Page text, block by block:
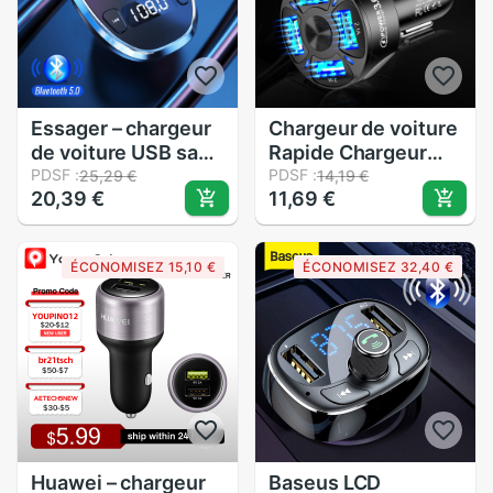
Essager – chargeur
de voiture USB sans
fil pour iPhone,
transmetteur FM,
Bluetooth, lecteur
MP3, lecteur
multimédia, charge
rapide, pour
téléphone
PDSF :25,29 €
20,39 €
Chargeur de voiture
Rapide Chargeur
12V-32V 3A QC3.0
4 USB Rapide
Chargeur
Automatique Sortie
de Courant Stable
LUMIÈRE LED
Chargeur De
Téléphone Portable
PDSF :14,19 €
11,69 €
ÉCONOMISEZ 15,10 €
Huawei – chargeur
ÉCONOMISEZ 32,40 €
Baseus LCD